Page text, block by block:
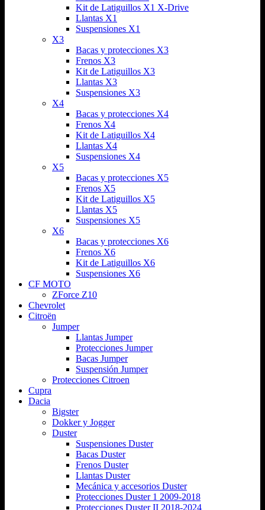
Kit de Latiguillos X1 X-Drive
Llantas X1
Suspensiones X1
X3
Bacas y protecciones X3
Frenos X3
Kit de Latiguillos X3
Llantas X3
Suspensiones X3
X4
Bacas y protecciones X4
Frenos X4
Kit de Latiguillos X4
Llantas X4
Suspensiones X4
X5
Bacas y protecciones X5
Frenos X5
Kit de Latiguillos X5
Llantas X5
Suspensiones X5
X6
Bacas y protecciones X6
Frenos X6
Kit de Latiguillos X6
Suspensiones X6
CF MOTO
ZForce Z10
Chevrolet
Citroën
Jumper
Llantas Jumper
Protecciones Jumper
Bacas Jumper
Suspensión Jumper
Protecciones Citroen
Cupra
Dacia
Bigster
Dokker y Jogger
Duster
Suspensiones Duster
Bacas Duster
Frenos Duster
Llantas Duster
Mecánica y accesorios Duster
Protecciones Duster 1 2009-2018
Protecciones Duster II 2018-2024